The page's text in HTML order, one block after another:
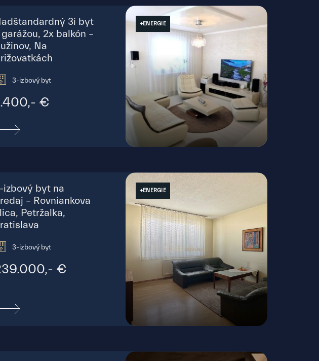
Teplická, Bratislava - Nové Mesto
3i byt
garážou, 2x balkón –
Na
3-izbový byt
€
+ENERGIE
Na križovatkách, Bratislava - Ružinov
izbový byt na
– Rovniankova
Petržalka,
3-izbový byt
€
+ENERGIE
Rovniankova, Bratislava - Petržalka